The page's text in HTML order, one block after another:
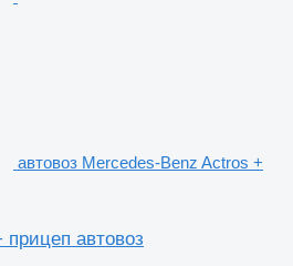
автовоз Mercedes-Benz Actros +
автовоз